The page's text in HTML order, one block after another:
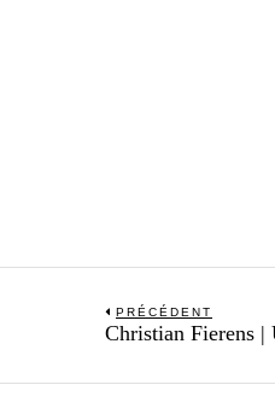
Navigation
de
PRÉCÉDENT
Previous
Christian Fierens |